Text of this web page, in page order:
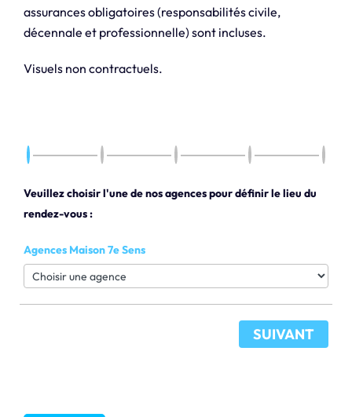
assurances obligatoires (responsabilités civile,
décennale et professionnelle) sont incluses.
Visuels non contractuels.
Veuillez choisir l'une de nos agences pour définir le lieu du
rendez-vous :
Agences Maison 7e Sens
SUIVANT